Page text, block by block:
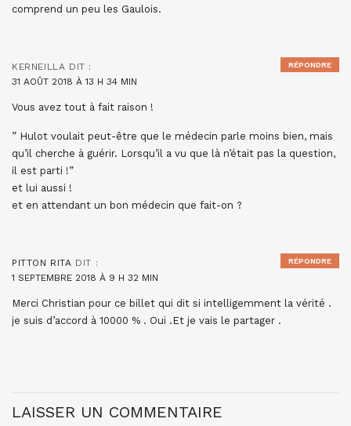
comprend un peu les Gaulois.
KERNEILLA DIT :
31 AOÛT 2018 À 13 H 34 MIN
Vous avez tout à fait raison !
” Hulot voulait peut-être que le médecin parle moins bien, mais
qu’il cherche à guérir. Lorsqu’il a vu que là n’était pas la question,
il est parti !”
et lui aussi !
et en attendant un bon médecin que fait-on ?
RÉPONDRE
PITTON RITA DIT :
1 SEPTEMBRE 2018 À 9 H 32 MIN
Merci Christian pour ce billet qui dit si intelligemment la vérité .
je suis d’accord à 10000 % . Oui .Et je vais le partager .
RÉPONDRE
LAISSER UN COMMENTAIRE